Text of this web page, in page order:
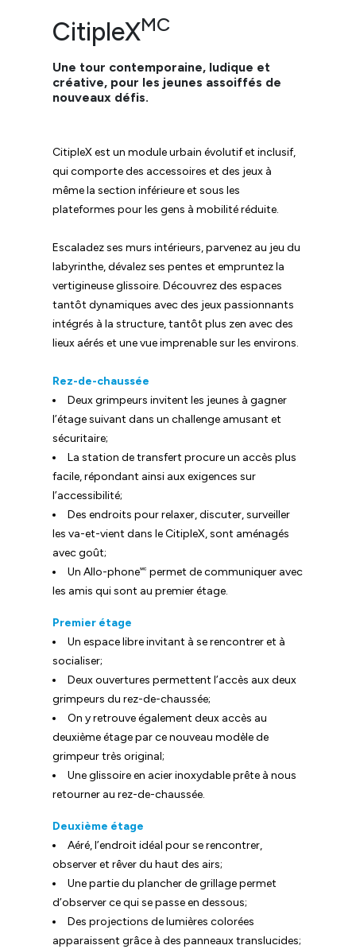
CitipleXMC
Une tour contemporaine, ludique et
créative, pour les jeunes assoiffés de
nouveaux défis.
CitipleX est un module urbain évolutif et inclusif,
qui comporte des accessoires et des jeux à
même la section inférieure et sous les
plateformes pour les gens à mobilité réduite.
Escaladez ses murs intérieurs, parvenez au jeu du
labyrinthe, dévalez ses pentes et empruntez la
vertigineuse glissoire. Découvrez des espaces
tantôt dynamiques avec des jeux passionnants
intégrés à la structure, tantôt plus zen avec des
lieux aérés et une vue imprenable sur les environs.
Rez-de-chaussée
Deux grimpeurs invitent les jeunes à gagner
l’étage suivant dans un challenge amusant et
sécuritaire;
La station de transfert procure un accès plus
facile, répondant ainsi aux exigences sur
l’accessibilité;
Des endroits pour relaxer, discuter, surveiller
les va-et-vient dans le CitipleX, sont aménagés
avec goût;
Un Allo-phone🅪 permet de communiquer avec
les amis qui sont au premier étage.
Premier étage
Un espace libre invitant à se rencontrer et à
socialiser;
Deux ouvertures permettent l’accès aux deux
grimpeurs du rez-de-chaussée;
On y retrouve également deux accès au
deuxième étage par ce nouveau modèle de
grimpeur très original;
Une glissoire en acier inoxydable prête à nous
retourner au rez-de-chaussée.
Deuxième étage
Aéré, l’endroit idéal pour se rencontrer,
observer et rêver du haut des airs;
Une partie du plancher de grillage permet
d’observer ce qui se passe en dessous;
Des projections de lumières colorées
apparaissent grâce à des panneaux translucides;